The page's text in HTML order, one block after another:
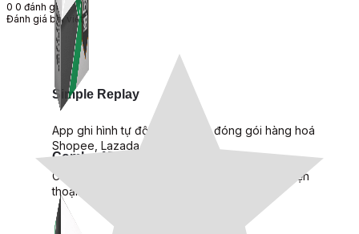
Combo ATP Mobile
Combo phần mềm mềm Marketing dành cho điện
thoại.
Simple Replay
App ghi hình tự động quy trình đóng gói hàng hoá
Shopee, Lazada, Tiktokshop
0 0 đánh giá
Đánh giá bài viết